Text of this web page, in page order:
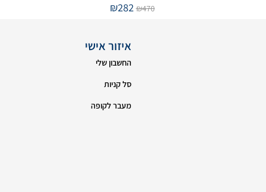
₪470
₪282
איזור אישי
החשבון שלי
סל קניות
מעבר לקופה